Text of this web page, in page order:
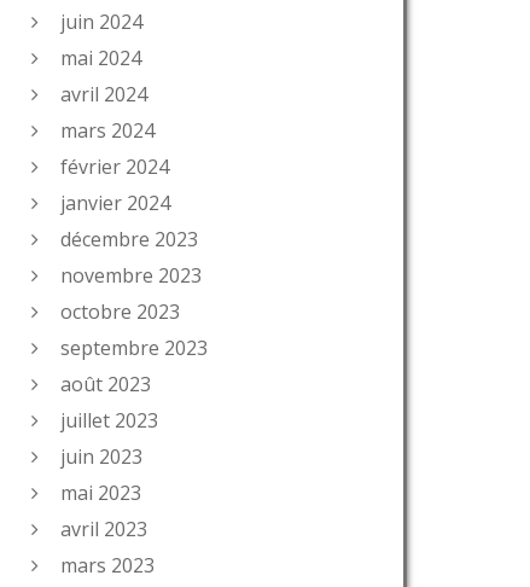
juin 2024
mai 2024
avril 2024
mars 2024
février 2024
janvier 2024
décembre 2023
novembre 2023
octobre 2023
septembre 2023
août 2023
juillet 2023
juin 2023
mai 2023
avril 2023
mars 2023